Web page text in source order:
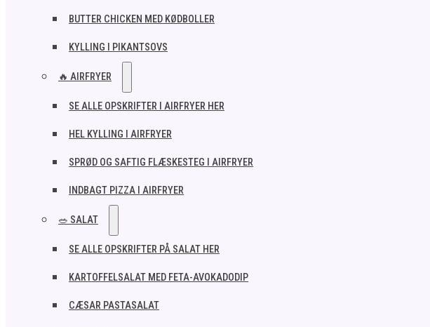
BUTTER CHICKEN MED KØDBOLLER
KYLLING I PIKANTSOVS
🔥 AIRFRYER
SE ALLE OPSKRIFTER I AIRFRYER HER
HEL KYLLING I AIRFRYER
SPRØD OG SAFTIG FLÆSKESTEG I AIRFRYER
INDBAGT PIZZA I AIRFRYER
🥗 SALAT
SE ALLE OPSKRIFTER PÅ SALAT HER
KARTOFFELSALAT MED FETA-AVOKADODIP
CÆSAR PASTASALAT